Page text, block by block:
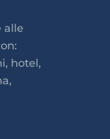
alle
hotel,